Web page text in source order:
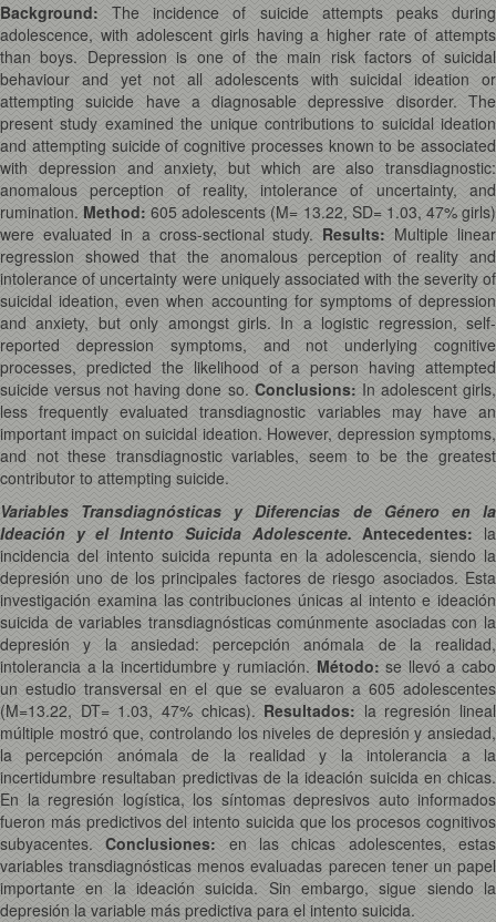
Background: The incidence of suicide attempts peaks during
adolescence, with adolescent girls having a higher rate of attempts
than boys. Depression is one of the main risk factors of suicidal
behaviour and yet not all adolescents with suicidal ideation or
attempting suicide have a diagnosable depressive disorder. The
present study examined the unique contributions to suicidal ideation
and attempting suicide of cognitive processes known to be associated
with depression and anxiety, but which are also transdiagnostic:
anomalous perception of reality, intolerance of uncertainty, and
rumination.Method: 605 adolescents (M= 13.22, SD= 1.03, 47% girls)
were evaluated in a cross-sectional study. Results: Multiple linear
regression showed that the anomalous perception of reality and
intolerance of uncertainty were uniquely associated with the severity of
suicidal ideation, even when accounting for symptoms of depression
and anxiety, but only amongst girls. In a logistic regression, self-
reported depression symptoms, and not underlying cognitive
processes, predicted the likelihood of a person having attempted
suicide versus not having done so. Conclusions: In adolescent girls,
less frequently evaluated transdiagnostic variables may have an
important impact on suicidal ideation. However, depression symptoms,
and not these transdiagnostic variables, seem to be the greatest
contributor to attempting suicide.
Variables Transdiagnósticas y Diferencias de Género en la
Ideación y el Intento Suicida Adolescente. Antecedentes: la
incidencia del intento suicida repunta en la adolescencia, siendo la
depresión uno de los principales factores de riesgo asociados. Esta
investigación examina las contribuciones únicas al intento e ideación
suicida de variables transdiagnósticas comúnmente asociadas con la
depresión y la ansiedad: percepción anómala de la realidad,
intolerancia a la incertidumbre y rumiación. Método: se llevó a cabo
un estudio transversal en el que se evaluaron a 605 adolescentes
(M=13.22, DT= 1.03, 47% chicas). Resultados: la regresión lineal
múltiple mostró que, controlando los niveles de depresión y ansiedad,
la percepción anómala de la realidad y la intolerancia a la
incertidumbre resultaban predictivas de la ideación suicida en chicas.
En la regresión logística, los síntomas depresivos auto informados
fueron más predictivos del intento suicida que los procesos cognitivos
subyacentes.Conclusiones: en las chicas adolescentes, estas
variables transdiagnósticas menos evaluadas parecen tener un papel
importante en la ideación suicida. Sin embargo, sigue siendo la
depresión la variable más predictiva para el intento suicida.